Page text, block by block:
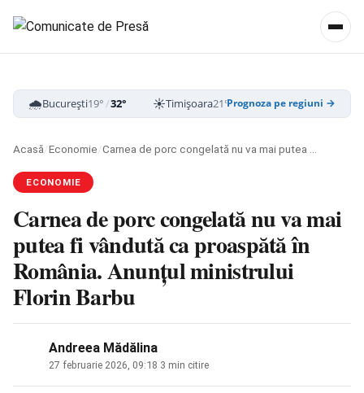
🌧️București19°/32° ☀️Timișoara21°/33° ☁️Cluj-Napoca
Prognoza pe regiuni →
Acasă/Economie/
ECONOMIE
Carnea de porc congelată nu va mai
putea fi vândută ca proaspătă în
România. Anunțul ministrului
Florin Barbu
Andreea Mădălina
27 februarie 2026, 09:18 3 min citire